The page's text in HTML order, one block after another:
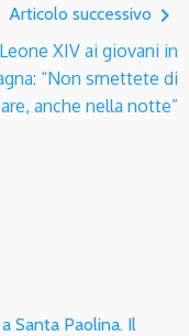
Articolo successivo navigate_next
Leone XIV ai giovani in
“Non smettete di
anche nella notte”
Santa Paolina. Il